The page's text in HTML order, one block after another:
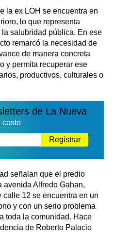
la ex LOH se encuentra en
lo que representa
salubridad pública. En ese
remarcó la necesidad de
de manera concreta
y permita recuperar ese
productivos, culturales o
de La Nueva
costo
Registrar
señalan que el predio
avenida Alfredo Gahan,
12 se encuentra en un
y con un serio problema
toda la comunidad. Hace
de Roberto Palacio